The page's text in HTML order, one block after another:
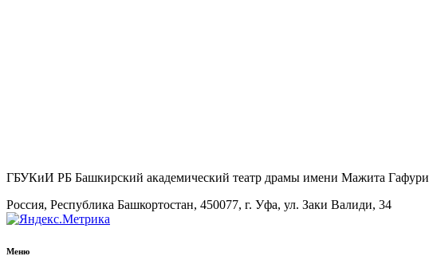
ГБУКиИ РБ Башкирский академический театр драмы имени Мажита Гафури
Россия, Республика Башкортостан, 450077, г. Уфа, ул. Заки Валиди, 34
Меню